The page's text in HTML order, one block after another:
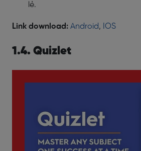
lẻ.
Link download: Android, IOS
1.4. Quizlet